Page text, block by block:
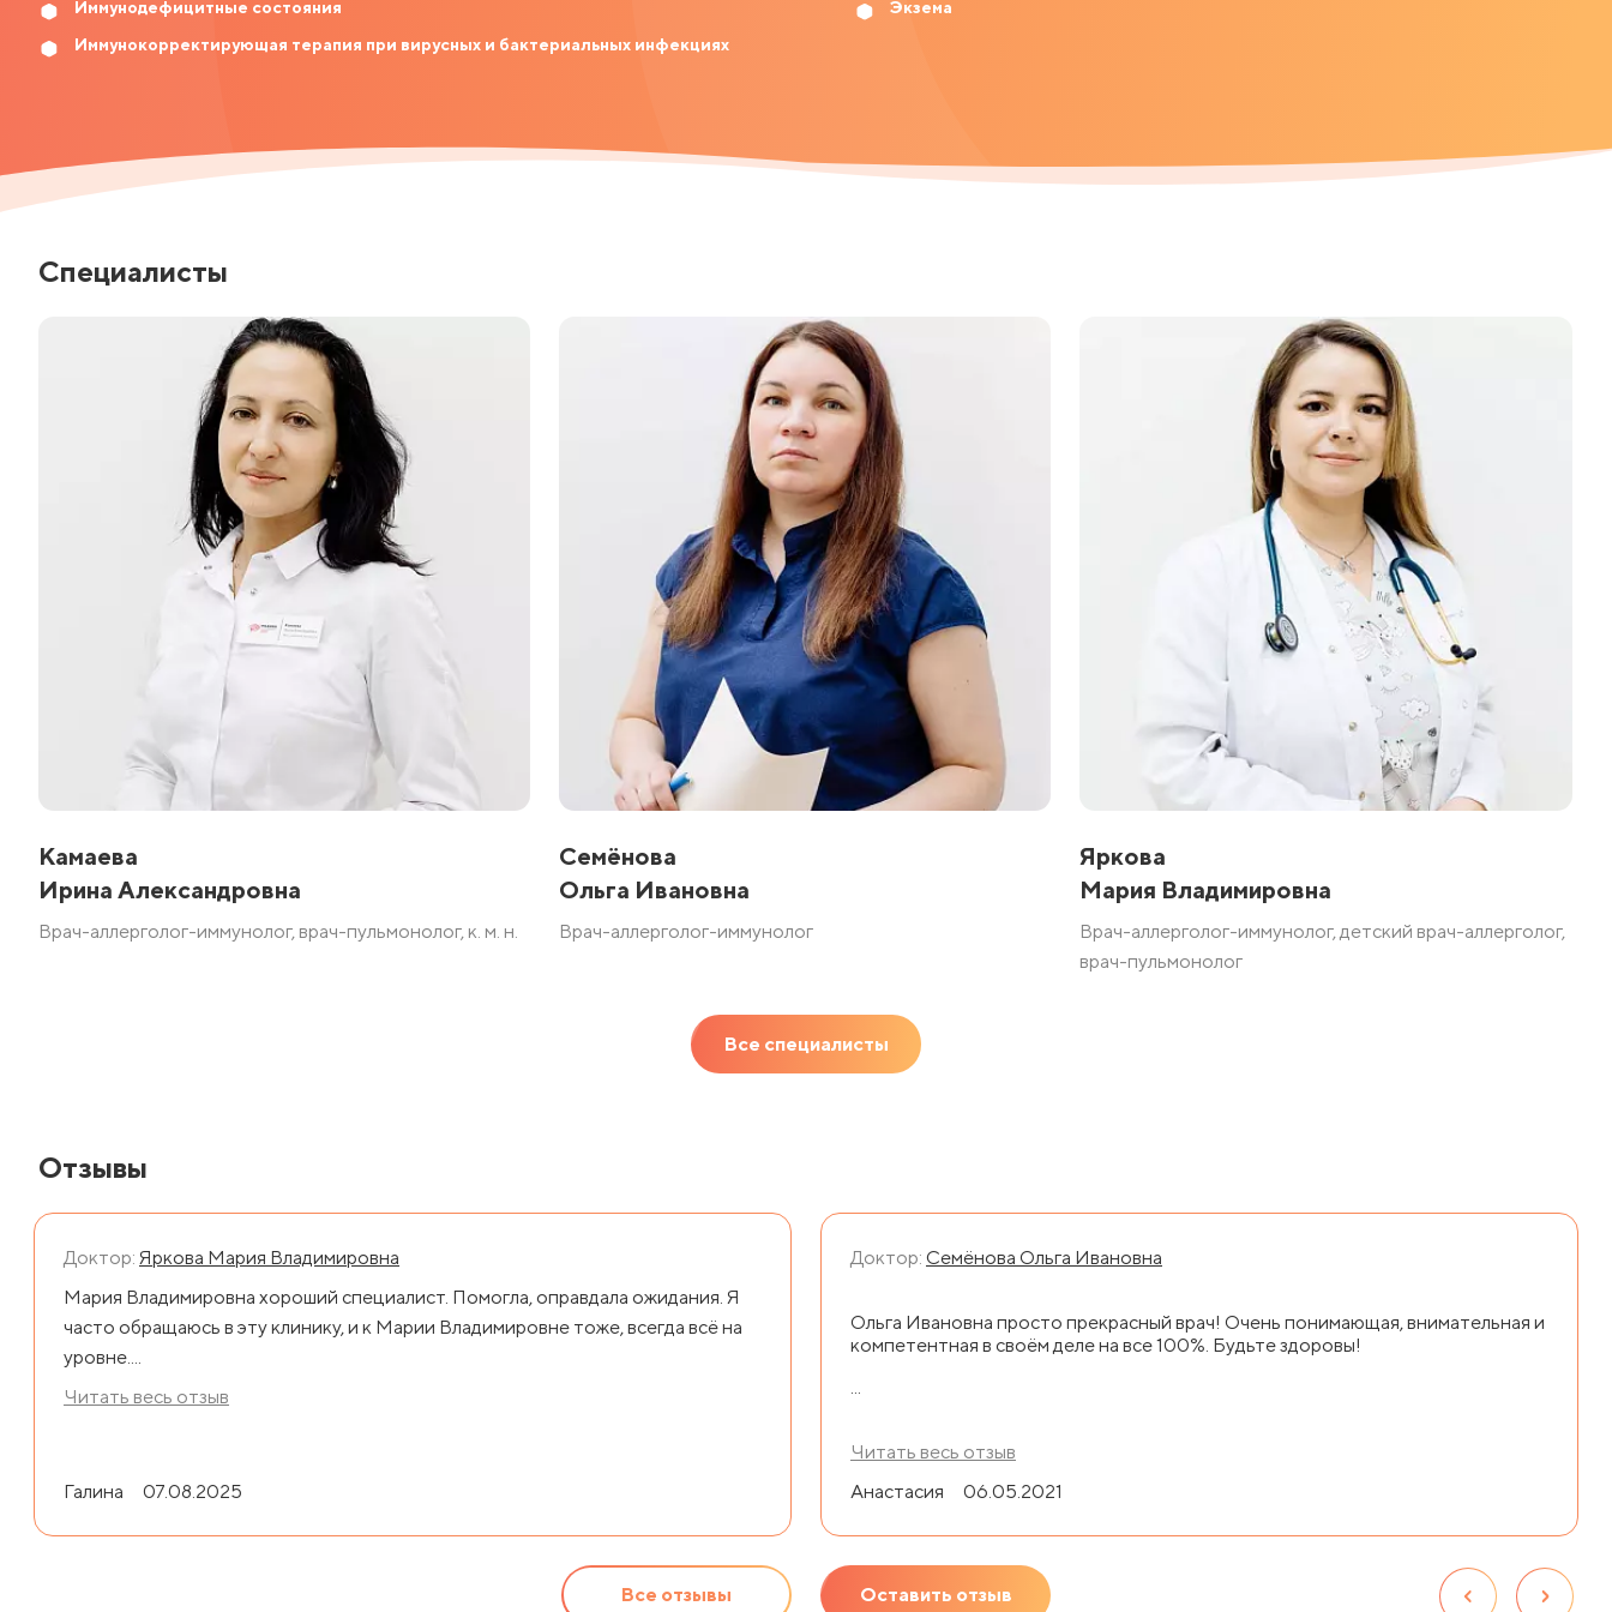
Иммунодефицитные состояния
Иммунокорректирующая терапия при вирусных и бактериальных инфекциях
Экзема
Специалисты
Камаева
Ирина Александровна
Врач-аллерголог-иммунолог, врач-пульмонолог, к. м. н.
Семёнова
Ольга Ивановна
Врач-аллерголог-иммунолог
Яркова
Мария Владимировна
Врач-аллерголог-иммунолог, детский врач-аллерголог,
врач-пульмонолог
Все специалисты
Отзывы
Доктор: Яркова Мария Владимировна
Мария Владимировна хороший специалист. Помогла, оправдала ожидания. Я
часто обращаюсь в эту клинику, и к Марии Владимировне тоже, всегда всё на
уровне....
Читать весь отзыв
Галина 07.08.2025
Доктор: Семёнова Ольга Ивановна
Ольга Ивановна просто прекрасный врач! Очень понимающая, внимательная и
компетентная в своём деле на все 100%. Будьте здоровы!
...
Читать весь отзыв
Анастасия
06.05.2021
Все отзывы Оставить отзыв